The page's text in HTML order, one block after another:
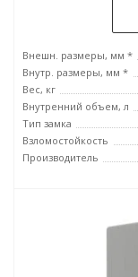
Внешн. размеры, мм *
Внутр. размеры, мм *
Вес, кг
Внутренний объем, л
Тип замка
Взломостойкость
Производитель